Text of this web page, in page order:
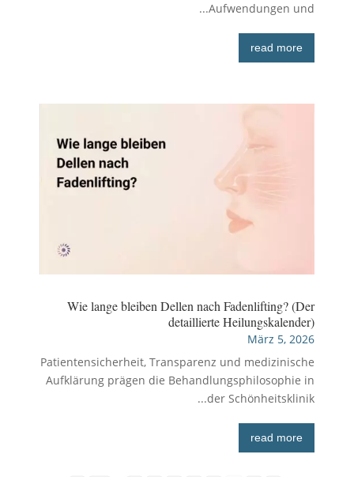
Aufwendungen und...
read more
Wie lange bleiben Dellen nach Fadenlifting? (Der
detaillierte Heilungskalender)
März 5, 2026
Patientensicherheit, Transparenz und medizinische
Aufklärung prägen die Behandlungsphilosophie in
der Schönheitsklinik...
read more